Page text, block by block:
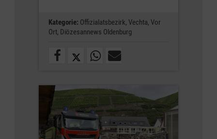
Kategorie: Offizialatsbezirk, Vechta, Vor
Ort, Diözesannews Oldenburg